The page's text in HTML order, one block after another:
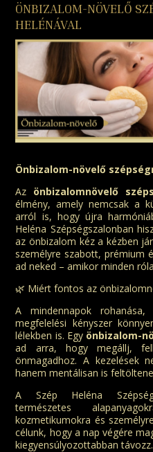
ÖNBIZALOM-NÖVELŐ
HELÉNÁVAL
Önbizalom-növelő
Az önbizalomnövelő
élmény, amely nemcsak a
arról is, hogy újra
Heléna Szépségszalonban
az önbizalom kéz a kézben
személyre szabott, prémium
ad neked – amikor minden
🌿 Miért fontos az
A mindennapok
megfelelési kényszer
lélekben is. Egy önbizalom-
ad arra, hogy megállj,
önmagadhoz. A kezelések
hanem mentálisan is
A Szép Heléna
természetes
kozmetikumokra és
célunk, hogy a nap végére
kiegyensúlyozottabban távozz.